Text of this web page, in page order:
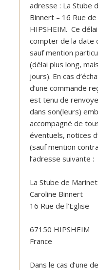
adresse : La Stube
Binnert – 16 Rue de
HIPSHEIM. Ce
compter de la date
sauf mention
(délai plus long,
jours). En cas
d’une commande
est tenu de
dans son(leurs)
accompagné de
éventuels, notices
(sauf mention
l’adresse suivante :
La Stube de
Caroline Binnert
16 Rue de l’Eglise
67150 HIPSHEIM
France
Dans le cas d’une